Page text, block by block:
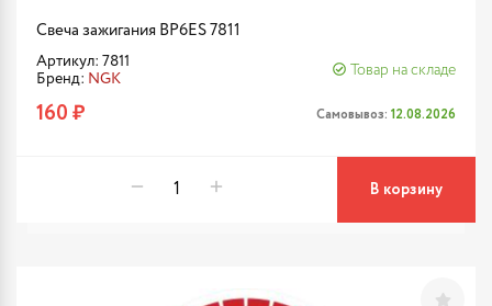
Свеча зажигания BP6ES 7811
Артикул: 7811
Бренд: NGK
Товар на складе
160 ₽ Самовывоз: 12.08.2026
В корзину